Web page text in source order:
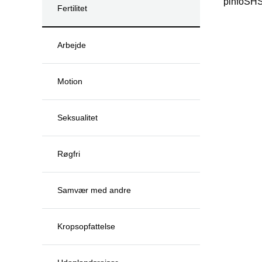
Fertilitet
Arbejde
Motion
Seksualitet
Røgfri
Samvær med andre
Kropsopfattelse